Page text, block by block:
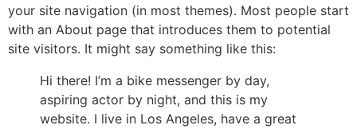
your site navigation (in most themes). Most people start
with an About page that introduces them to potential
site visitors. It might say something like this:
Hi there! I’m a bike messenger by day,
aspiring actor by night, and this is my
website. I live in Los Angeles, have a great